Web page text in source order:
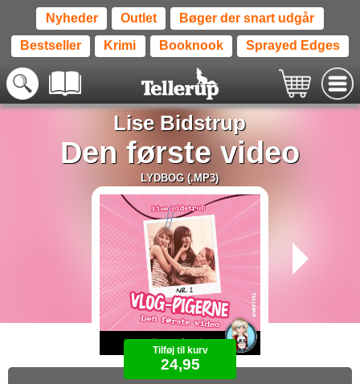
Nyheder Outlet Bøger der snart udgår
Bestseller Krimi Booknook Sprayed Edges
Lise Bidstrup
Den første video
LYDBOG (.MP3)
Tilføj til kurv
24,95